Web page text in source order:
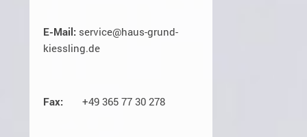
E-Mail:service@haus-grund-
kiessling.de
Fax: +49 365 77 30 278